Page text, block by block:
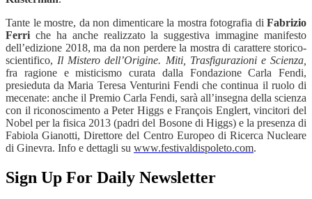
Tante le mostre, da non dimenticare la mostra fotografia di Fabrizio
Ferri che ha anche realizzato la suggestiva immagine manifesto
dell’edizione 2018, ma da non perdere la mostra di carattere storico-
scientifico, Il Mistero dell’Origine. Miti, Trasfigurazioni e Scienza,
fra ragione e misticismo curata dalla Fondazione Carla Fendi,
presieduta da Maria Teresa Venturini Fendi che continua il ruolo di
mecenate: anche il Premio Carla Fendi, sarà all’insegna della scienza
con il riconoscimento a Peter Higgs e François Englert, vincitori del
Nobel per la fisica 2013 (padri del Bosone di Higgs) e la presenza di
Fabiola Gianotti, Direttore del Centro Europeo di Ricerca Nucleare
di Ginevra. Info e dettagli su www.festivaldispoleto.com.
Sign Up For Daily Newsletter